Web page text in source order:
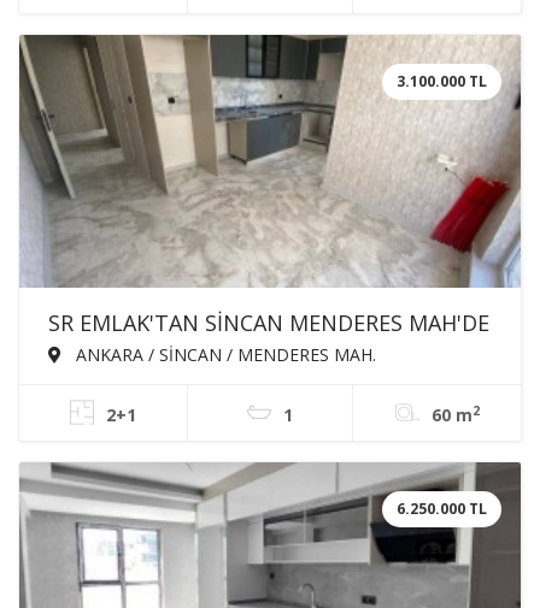
3.100.000 TL
SR EMLAK'TAN SİNCAN MENDERES MAH'DE
2+0 60m² ÖN CEPHE SATILIK SIFIR DAİRE
ANKARA / SİNCAN / MENDERES MAH.
2+1 1 60 m2
6.250.000 TL